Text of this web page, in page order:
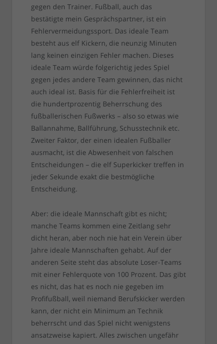
gegen den Trainer. Fußball, auch das
bestätigte mein Gesprächspartner, ist ein
Fehlervermeidungssport. Das ideale Team
besteht aus elf Kickern, die neunzig Minuten
lang keinen einzigen Fehler machen. Dieses
ideale Team würde folgerichtig jedes Spiel
gegen jedes andere Team gewinnen, das nicht
auch ideal ist. Basis für die Fehlerfreiheit ist
die hundertprozentig Beherrschung des
fußballerischen Fußwerks – also so etwas wie
Ballannahme, Ballführung, Schusstechnik etc.
Zweiter Faktor, der einen idealen Fußballer
ausmacht, ist die Abwesenheit von falschen
Entscheidungen – die elf Superkicker treffen in
jeder Sekunde exakt die bestmögliche
Entscheidung.
Aber: die ideale Mannschaft gibt es nicht;
manche Teams kommen eine Zeitlang sehr
dicht heran, aber noch nie hat ein Verein über
Jahre ideale Mannschaften gehabt. Auf der
anderen Seite steht das absolute Loser-Teams
mit einer Fehlerquote von 100 Prozent. Das gibt
es nicht, das hat es noch nie gegeben im
Profifußball, weil niemand Berufskicker werden
kann, der nicht ein Minimum an Technik
beherrscht und das Spiel nicht wenigstens
ansatzweise kapiert. Alles zwischen ungefähr